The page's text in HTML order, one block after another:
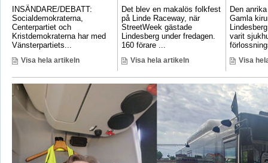
INSÄNDARE/DEBATT:
Socialdemokraterna,
Centerpartiet och
Kristdemokraterna har med
Vänsterpartiets...
Visa hela artikeln
Det blev en makalös folkfest
på Linde Raceway, när
StreetWeek gästade
Lindesberg under fredagen.
160 förare ...
Visa hela artikeln
Den
Gamla
varit
Visa